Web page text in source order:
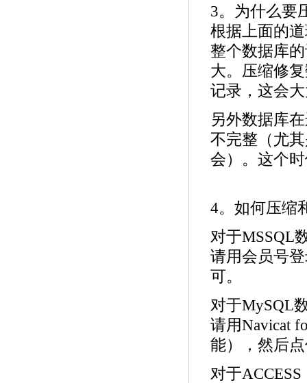
3。为什么要
根据上面的
整个数据库
大。压缩修
记录，这会
另外数据库
不完整（尤
会）。这个
4。如何压缩
对于MSSQL
请用会员号
可。
对于MySQL
请用Navicat
能），然后
对于ACCESS